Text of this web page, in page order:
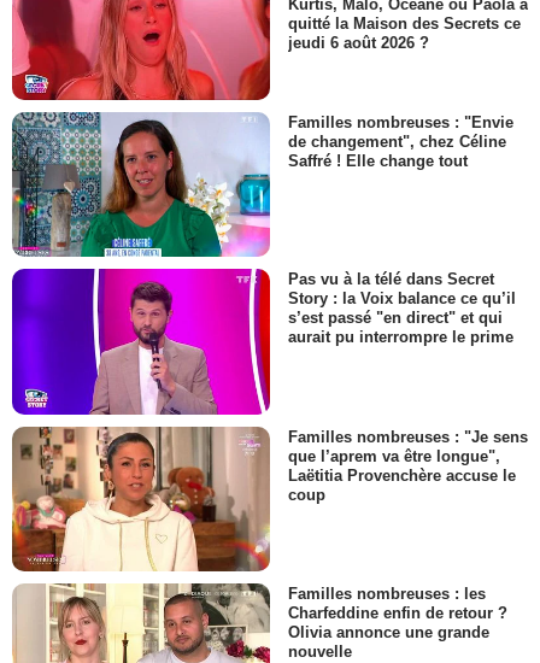
Kurtis, Malo, Océane ou Paola a
quitté la Maison des Secrets ce
jeudi 6 août 2026 ?
Familles nombreuses : "Envie
de changement", chez Céline
Saffré ! Elle change tout
Pas vu à la télé dans Secret
Story : la Voix balance ce qu’il
s’est passé "en direct" et qui
aurait pu interrompre le prime
Familles nombreuses : "Je sens
que l’aprem va être longue",
Laëtitia Provenchère accuse le
coup
Familles nombreuses : les
Charfeddine enfin de retour ?
Olivia annonce une grande
nouvelle